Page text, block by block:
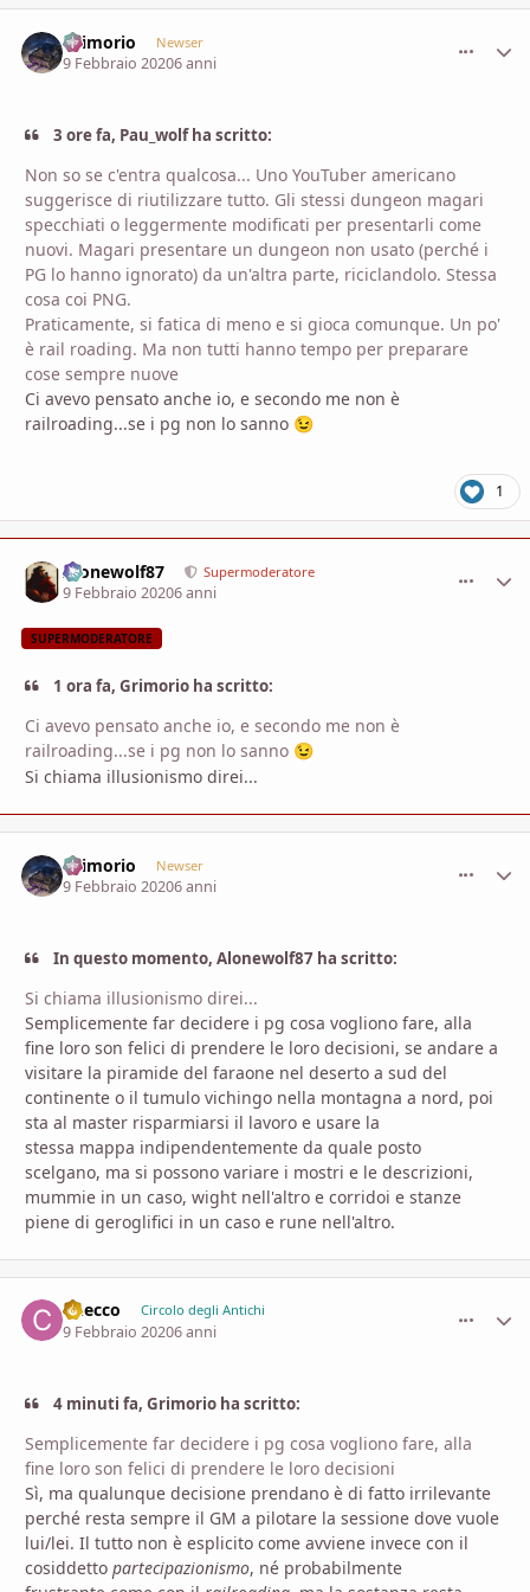
Grimorio Newser
9 Febbraio 20206 anni
3 ore fa, Pau_wolf ha scritto:
Non so se c'entra qualcosa... Uno YouTuber americano
suggerisce di riutilizzare tutto. Gli stessi dungeon magari
specchiati o leggermente modificati per presentarli come
nuovi. Magari presentare un dungeon non usato (perché i
PG lo hanno ignorato) da un'altra parte, riciclandolo. Stessa
cosa coi PNG.
Praticamente, si fatica di meno e si gioca comunque. Un po'
è rail roading. Ma non tutti hanno tempo per preparare
cose sempre nuove
Ci avevo pensato anche io, e secondo me non è
railroading...se i pg non lo sanno 😉
1
Alonewolf87 Supermoderatore
9 Febbraio 20206 anni
SUPERMODERATORE
1 ora fa, Grimorio ha scritto:
Ci avevo pensato anche io, e secondo me non è
railroading...se i pg non lo sanno 😉
Si chiama illusionismo direi...
Grimorio Newser
9 Febbraio 20206 anni
In questo momento, Alonewolf87 ha scritto:
Si chiama illusionismo direi...
Semplicemente far decidere i pg cosa vogliono fare, alla
fine loro son felici di prendere le loro decisioni, se andare a
visitare la piramide del faraone nel deserto a sud del
continente o il tumulo vichingo nella montagna a nord, poi
sta al master risparmiarsi il lavoro e usare la
stessa mappa indipendentemente da quale posto
scelgano, ma si possono variare i mostri e le descrizioni,
mummie in un caso, wight nell'altro e corridoi e stanze
piene di geroglifici in un caso e rune nell'altro.
Checco Circolo degli Antichi
9 Febbraio 20206 anni
4 minuti fa, Grimorio ha scritto:
Semplicemente far decidere i pg cosa vogliono fare, alla
fine loro son felici di prendere le loro decisioni
Sì, ma qualunque decisione prendano è di fatto irrilevante
perché resta sempre il GM a pilotare la sessione dove vuole
lui/lei. Il tutto non è esplicito come avviene invece con il
cosiddetto partecipazionismo, né probabilmente